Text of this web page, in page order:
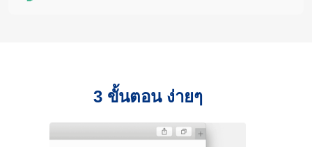
3 ขั้นตอน ง่ายๆ